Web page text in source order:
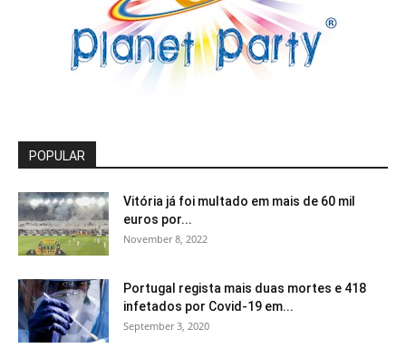
POPULAR
Vitória já foi multado em mais de 60 mil
euros por...
November 8, 2022
Portugal regista mais duas mortes e 418
infetados por Covid-19 em...
September 3, 2020